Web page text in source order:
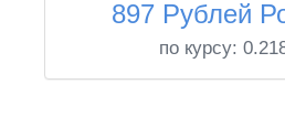
897 Рублей
по курсу: